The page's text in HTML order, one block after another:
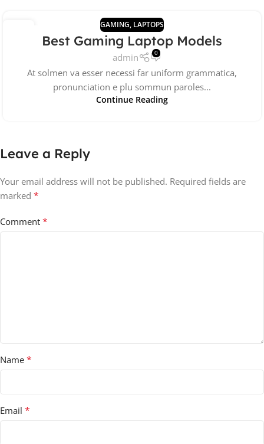
GAMING, LAPTOPS
Best Gaming Laptop Models
admin 0
At solmen va esser necessi far uniform grammatica,
pronunciation e plu sommun paroles...
Continue Reading
Leave a Reply
Your email address will not be published. Required fields are
marked *
Comment *
Name *
Email *